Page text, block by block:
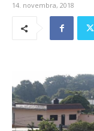
14. novembra, 2018